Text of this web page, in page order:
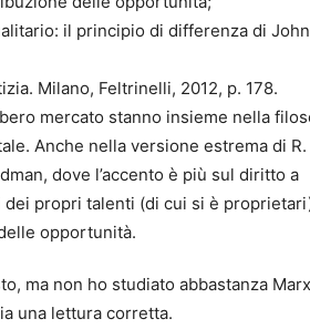
il principio di differenza di John
Milano, Feltrinelli, 2012, p. 178.
mercato stanno insieme nella
Anche nella versione estrema di R.
dove l’accento è più sul diritto a
propri talenti (di cui si è
opportunità.
ma non ho studiato abbastanza
una lettura corretta.